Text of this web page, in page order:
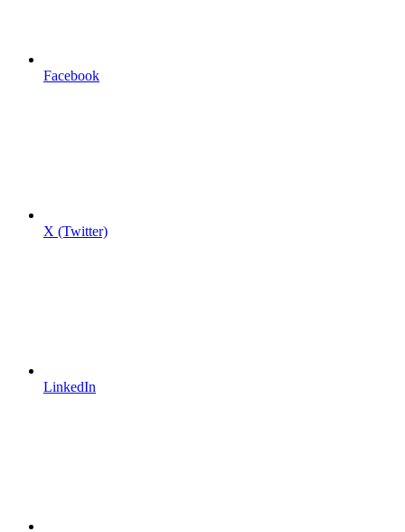
Facebook
X (Twitter)
LinkedIn